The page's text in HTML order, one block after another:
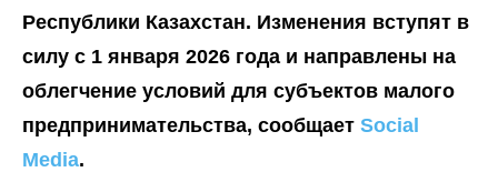
Республики Казахстан. Изменения вступят в
силу с 1 января 2026 года и направлены на
облегчение условий для субъектов малого
предпринимательства, сообщает Social
Media.